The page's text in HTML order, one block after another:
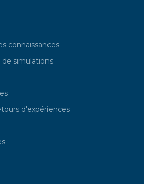
connaissances
simulations
d'expériences